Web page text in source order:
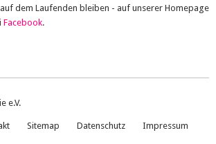
dem Laufenden bleiben - auf unserer Homepage
Facebook.
e.V.
Sitemap Datenschutz
Impressum